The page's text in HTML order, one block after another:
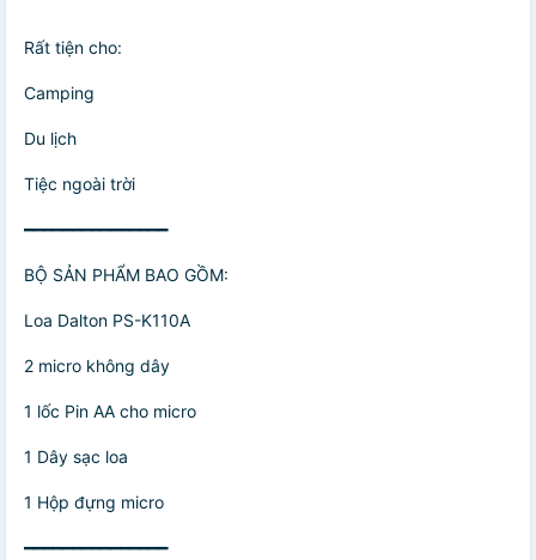
Rất tiện cho:
Camping
Du lịch
Tiệc ngoài trời
━━━━━━━━━━━━━━━
BỘ SẢN PHẨM BAO GỒM:
Loa Dalton PS-K110A
2 micro không dây
1 lốc Pin AA cho micro
1 Dây sạc loa
1 Hộp đựng micro
━━━━━━━━━━━━━━━